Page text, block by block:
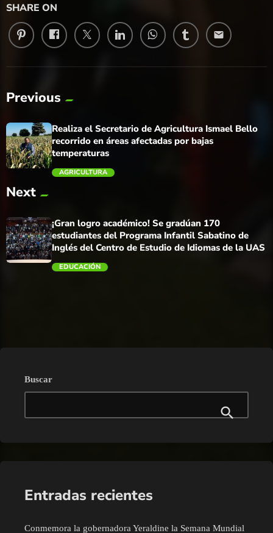
SHARE ON
email
Previous
Realiza el Secretario de Agricultura Ismael Bello
recorrido en áreas afectadas por bajas
temperaturas
AGRICULTURA
Next
¡Gran logro académico! Se gradúan 170
estudiantes del Programa Infantil Sabatino de
Inglés del Centro de Estudio de Idiomas de la UAS
EDUCACIÓN
Buscar
Entradas recientes
Conmemora la gobernadora Yeraldine la Semana Mundial